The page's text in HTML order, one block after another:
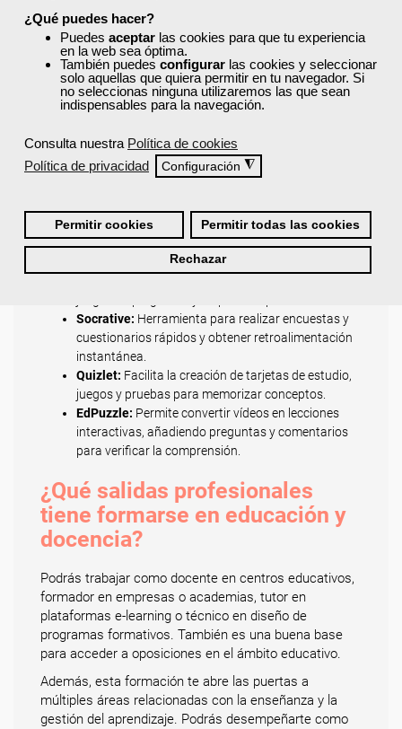
¿Qué puedes hacer?
Puedes aceptar las cookies para que tu experiencia
en la web sea óptima.
También puedes configurar las cookies y seleccionar
solo aquellas que quiera permitir en tu navegador. Si
no seleccionas ninguna utilizaremos las que sean
indispensables para la navegación.
Consulta nuestra Política de cookies
Política de privacidad
Configuración ◮
Permitir cookies Permitir todas las cookies
Rechazar
plantillas específicas para el ámbito educativo,
ideal para crear presentaciones y materiales
didácticos atractivos.
Genially:Permite crear contenido interactivo, como
presentaciones, infografías y juegos.
pueden compartir ideas, enlaces, imágenes y
recursos de forma visual e interactiva.
Hacen que el aprendizaje sea más interactivo y
permiten a los docentes medir el progreso de los
estudiantes de manera lúdica y en tiempo real.
Socrative: Herramienta para realizar encuestas y
cuestionarios rápidos y obtener retroalimentación
instantánea.
Quizlet: Facilita la creación de tarjetas de estudio,
juegos y pruebas para memorizar conceptos.
EdPuzzle: Permite convertir vídeos en lecciones
interactivas, añadiendo preguntas y comentarios
para verificar la comprensión.
¿Qué salidas profesionales
tiene formarse en educación y
docencia?
Podrás trabajar como docente en centros educativos,
formador en empresas o academias, tutor en
plataformas e-learning o técnico en diseño de
programas formativos. También es una buena base
para acceder a oposiciones en el ámbito educativo.
Además, esta formación te abre las puertas a
múltiples áreas relacionadas con la enseñanza y la
gestión del aprendizaje. Podrás desempeñarte como